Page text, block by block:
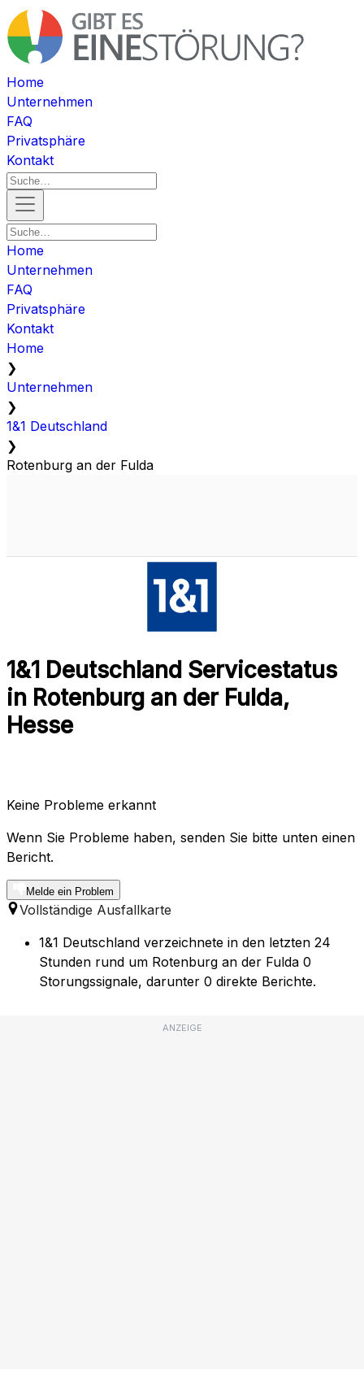
Home
Unternehmen
FAQ
Privatsphäre
Kontakt
Home
Unternehmen
FAQ
Privatsphäre
Kontakt
Home
❯
Unternehmen
❯
1&1 Deutschland
❯
Rotenburg an der Fulda
1&1 Deutschland Servicestatus
in Rotenburg an der Fulda,
Hesse
Keine Probleme erkannt
Wenn Sie Probleme haben, senden Sie bitte unten einen
Bericht.
Melde ein Problem
Vollständige Ausfallkarte
1&1 Deutschland verzeichnete in den letzten 24
Stunden rund um Rotenburg an der Fulda 0
Storungssignale, darunter 0 direkte Berichte.
ANZEIGE